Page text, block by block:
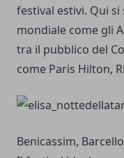
festival estivi. Qui
mondiale come gli
tra il pubblico del
come Paris Hilton,
Benicassim,